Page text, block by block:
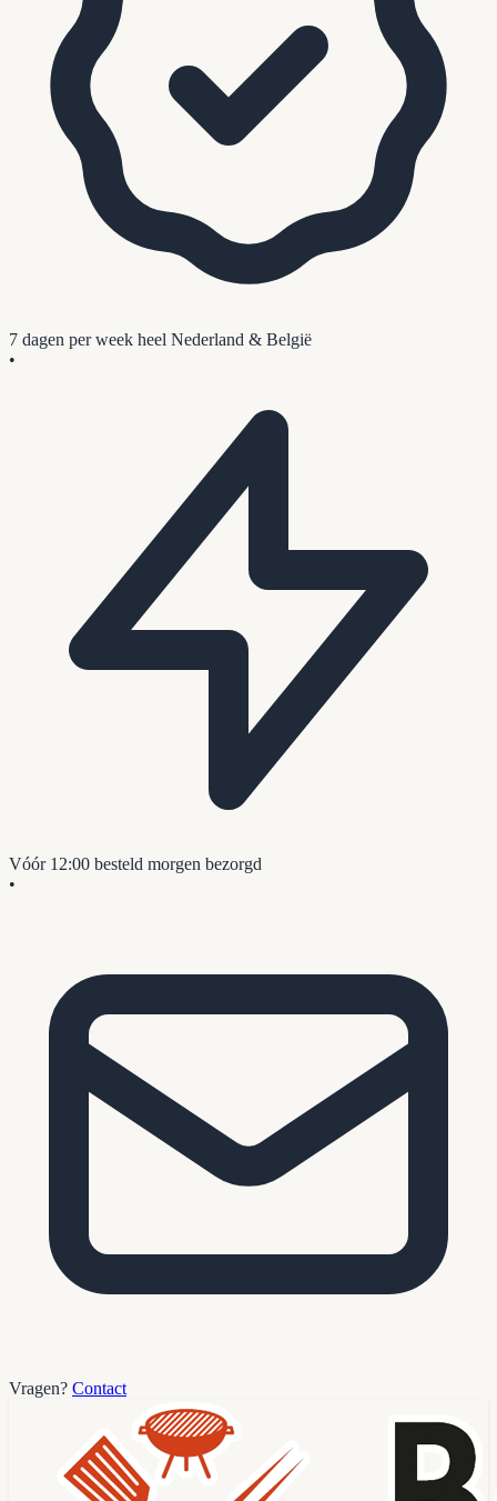
7 dagen per week heel Nederland & België
•
Vóór 12:00 besteld morgen bezorgd
•
Vragen? Contact